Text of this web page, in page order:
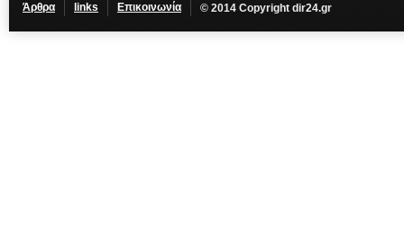
Άρθρα links Επικοινωνία © 2014 Copyright dir24.gr